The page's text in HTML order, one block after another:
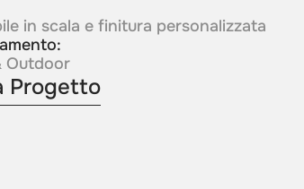
in scala e finitura personalizzata
Outdoor
Progetto